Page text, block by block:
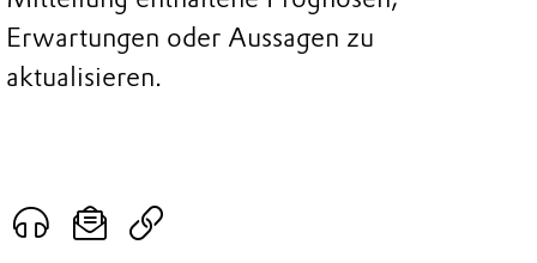
Erwartungen oder Aussagen zu
aktualisieren.